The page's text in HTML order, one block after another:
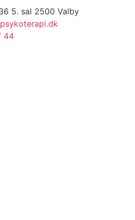
5. sal 2500 Valby
44